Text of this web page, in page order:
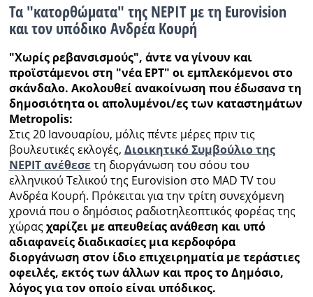
Οικονομία
Κόσμος
Ραδιόφωνο
Εκπομπές
Πολιτισμός
Τα "κατορθώματα" της ΝΕΡΙΤ με τη Eurovision
και τον υπόδικο Ανδρέα Κουρή
"Χωρίς ρεβανσισμούς", άντε να γίνουν και
προϊστάμενοι στη "νέα ΕΡΤ" οι εμπλεκόμενοι στο
σκάνδαλο. Ακολουθεί ανακοίνωση που έδωσανσ τη
δημοσιότητα οι απολυμένοι/ες των καταστημάτων
Metropolis:
Στις 20 Ιανουαρίου, μόλις πέντε μέρες πριν τις
βουλευτικές εκλογές, Διοικητικό Συμβούλιο της
ΝΕΡΙΤ ανέθεσετη διοργάνωση του σόου του
ελληνικού Τελικού της Eurovision στο MAD TV του
Ανδρέα Κουρή. Πρόκειται για την τρίτη συνεχόμενη
χρονιά που ο δημόσιος ραδιοτηλεοπτικός φορέας της
χώραςχαρίζει με απευθείας ανάθεση και υπό
αδιαφανείς διαδικασίες μια κερδοφόρα
διοργάνωση στον ίδιο επιχειρηματία με τεράστιες
οφειλές, εκτός των άλλων και προς το Δημόσιο,
λόγος για τον οποίο είναι υπόδικος.